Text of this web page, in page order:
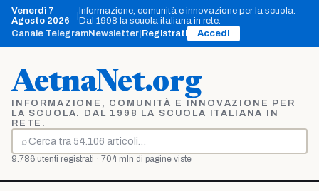
Vai
contenuto
Venerdì 7
Agosto 2026
Informazione, comunità e innovazione per la scuola.
Dal 1998 la scuola italiana in rete.
Canale TelegramNewsletter Registrati Accedi
AetnaNet.org
INFORMAZIONE, COMUNITÀ E INNOVAZIONE PER
LA SCUOLA. DAL 1998 LA SCUOLA ITALIANA IN
RETE.
⌕
Cerca
9.786 utenti registrati · 704 mln di pagine viste